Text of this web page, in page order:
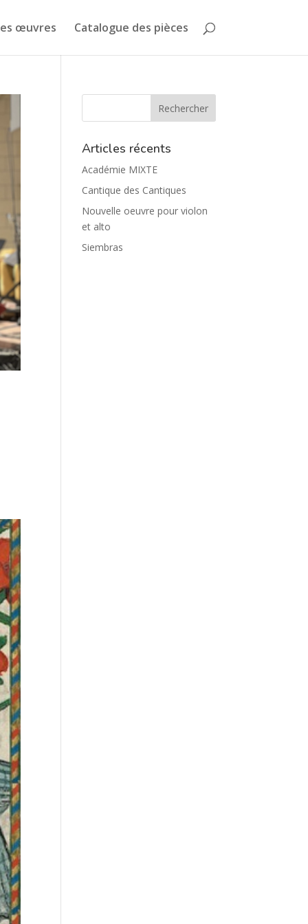
œuvres Catalogue des pièces
Articles récents
Académie MIXTE
Cantique des Cantiques
Nouvelle oeuvre pour violon
et alto
Siembras